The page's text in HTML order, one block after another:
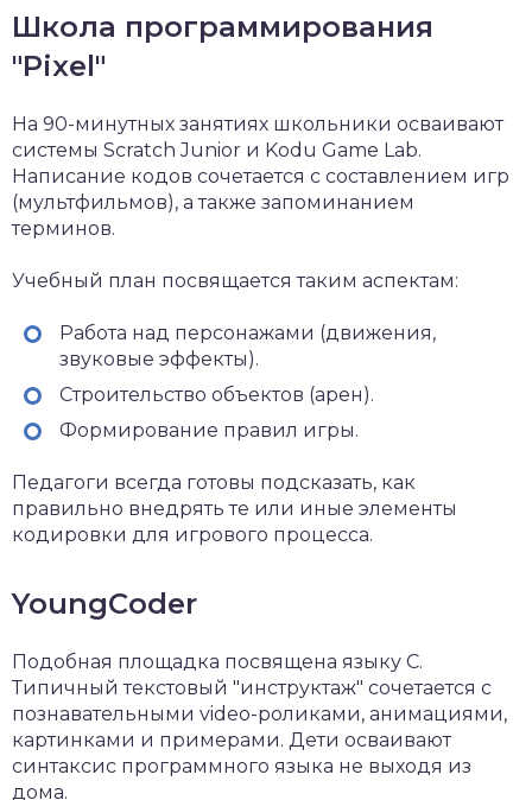
Школа программирования
"Pixel"
На 90-минутных занятиях школьники осваивают
системы Scratch Junior и Kodu Game Lab.
Написание кодов сочетается с составлением игр
(мультфильмов), а также запоминанием
терминов.
Учебный план посвящается таким аспектам:
Работа над персонажами (движения,
звуковые эффекты).
Строительство объектов (арен).
Формирование правил игры.
Педагоги всегда готовы подсказать, как
правильно внедрять те или иные элементы
кодировки для игрового процесса.
YoungCoder
Подобная площадка посвящена языку C.
Типичный текстовый "инструктаж" сочетается с
познавательными video-роликами, анимациями,
картинками и примерами. Дети осваивают
синтаксис программного языка не выходя из
дома.